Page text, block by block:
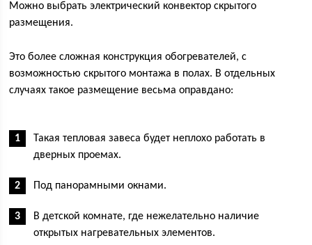
Можно выбрать электрический конвектор скрытого
размещения.
Это более сложная конструкция обогревателей, с
возможностью скрытого монтажа в полах. В отдельных
случаях такое размещение весьма оправдано:
Такая тепловая завеса будет неплохо работать в
дверных проемах.
Под панорамными окнами.
В детской комнате, где нежелательно наличие
открытых нагревательных элементов.